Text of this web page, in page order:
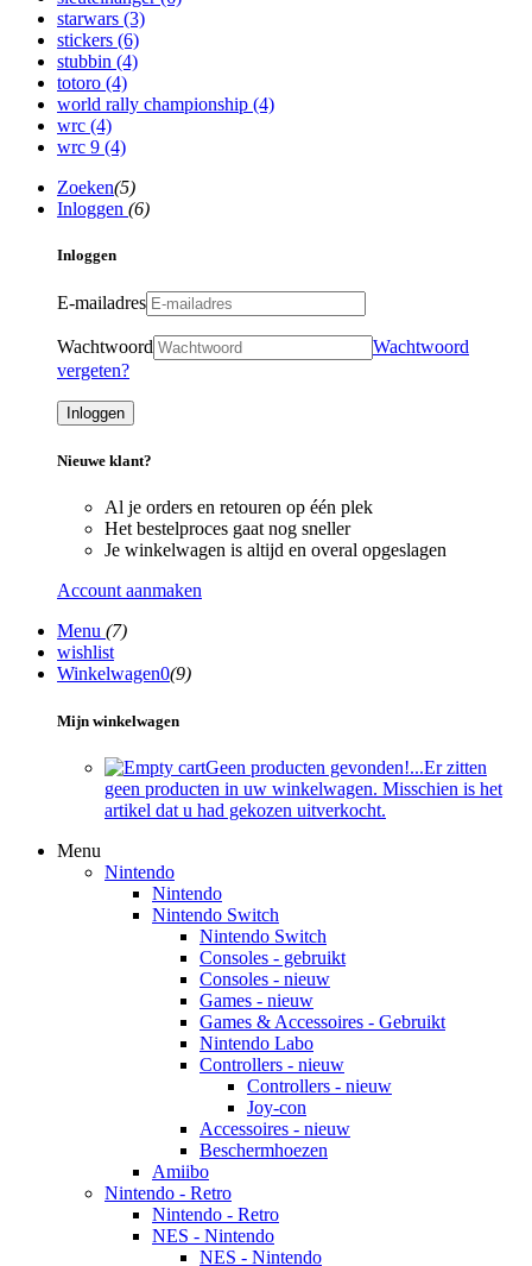
starwars (3)
stickers (6)
stubbin (4)
totoro (4)
world rally championship (4)
wrc (4)
wrc 9 (4)
Zoeken(5)
Inloggen (6)
Inloggen
E-mailadres
Wachtwoord
Wachtwoord
vergeten?
Inloggen
Nieuwe klant?
Al je orders en retouren op één plek
Het bestelproces gaat nog sneller
Je winkelwagen is altijd en overal opgeslagen
Account aanmaken
Menu (7)
wishlist
Winkelwagen0(9)
Mijn winkelwagen
Geen producten gevonden!...Er zitten
geen producten in uw winkelwagen. Misschien is het
artikel dat u had gekozen uitverkocht.
Menu
Nintendo
Nintendo
Nintendo Switch
Nintendo Switch
Consoles - gebruikt
Consoles - nieuw
Games - nieuw
Games & Accessoires - Gebruikt
Nintendo Labo
Controllers - nieuw
Controllers - nieuw
Joy-con
Accessoires - nieuw
Beschermhoezen
Amiibo
Nintendo - Retro
Nintendo - Retro
NES - Nintendo
NES - Nintendo